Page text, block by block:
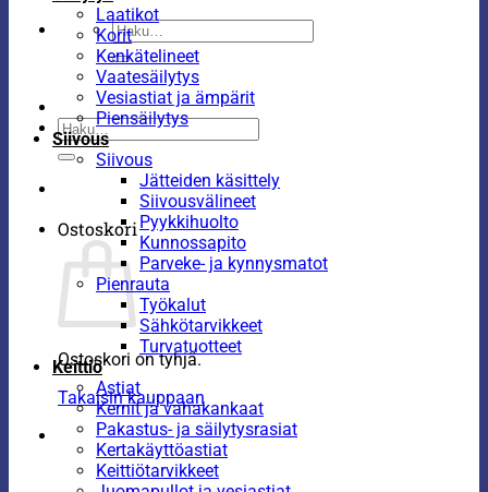
Etsi:
Etsi:
Ostoskori
Ostoskori on tyhjä.
Takaisin kauppaan
Laatikot
Korit
Kenkätelineet
Vaatesäilytys
Vesiastiat ja ämpärit
Piensäilytys
Siivous
Siivous
Jätteiden käsittely
Siivousvälineet
Pyykkihuolto
Kunnossapito
Parveke- ja kynnysmatot
Pienrauta
Työkalut
Sähkötarvikkeet
Turvatuotteet
Keittiö
Astiat
Kernit ja vahakankaat
Pakastus- ja säilytysrasiat
Kertakäyttöastiat
Keittiötarvikkeet